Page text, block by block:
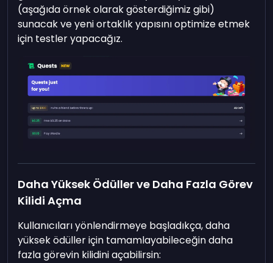
(aşağıda örnek olarak gösterdiğimiz gibi)
sunacak ve yeni ortaklık yapısını optimize etmek
için testler yapacağız.
Daha Yüksek Ödüller ve Daha Fazla Görev
Kilidi Açma
Kullanıcıları yönlendirmeye başladıkça, daha
yüksek ödüller için tamamlayabileceğin daha
fazla görevin kilidini açabilirsin: